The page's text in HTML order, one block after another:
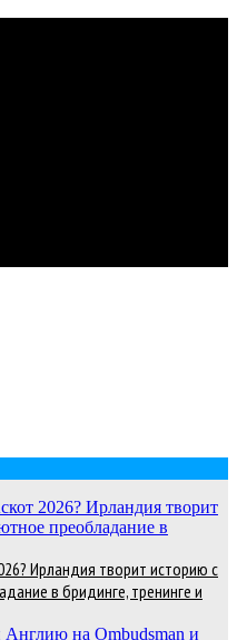
Ирландия творит историю с
в бридинге, тренинге и